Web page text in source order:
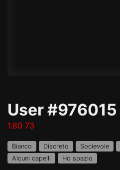
User #976015
1.80 73
Bianco Discreto Socievole
Alcuni capelli
Ho spazio